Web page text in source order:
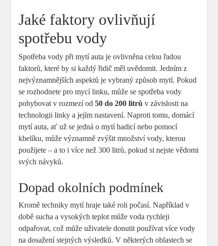
Jaké faktory ovlivňují
spotřebu vody
Spotřeba vody při mytí auta je ovlivněna celou řadou
faktorů, které by si každý řidič měl uvědomit. Jedním z
nejvýznamnějších aspektů je vybraný způsob mytí. Pokud
se rozhodnete pro mycí linku, může se spotřeba vody
pohybovat v rozmezí od50 do 200 litrů v závislosti na
technologii linky a jejím nastavení. Naproti tomu, domácí
mytí auta, ať už se jedná o mytí hadicí nebo pomocí
kbelíku, může významně zvýšit množství vody, kterou
použijete – a to i více než 300 litrů, pokud si nejste vědomi
svých návyků.
Dopad okolních podmínek
Kromě techniky mytí hraje také roli počasí. Například v
době sucha a vysokých teplot může voda rychleji
odpařovat, což může uživatele donutit používat více vody
na dosažení stejných výsledků. V některých oblastech se